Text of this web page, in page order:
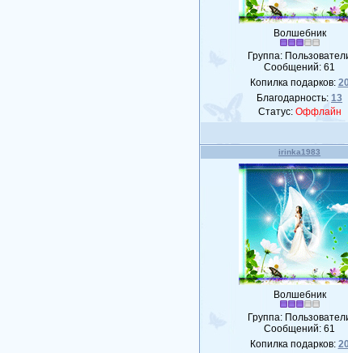
Волшебник
Группа:
Сообщений:61
Копилка подарков: 20
Благодарность:13
Статус: Оффлайн
irinka1983
Волшебник
Группа:
Сообщений:61
Копилка подарков: 20